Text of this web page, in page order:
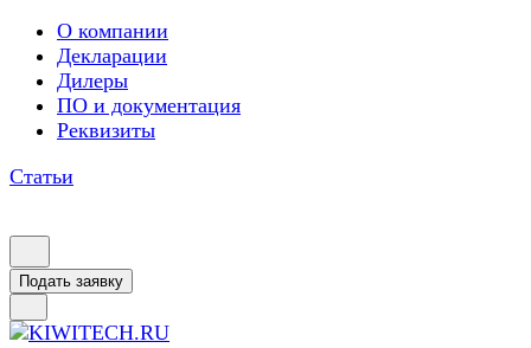
О компании
Декларации
Дилеры
ПО и документация
Реквизиты
Статьи
Подать заявку